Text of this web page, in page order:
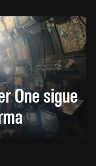
One sigue